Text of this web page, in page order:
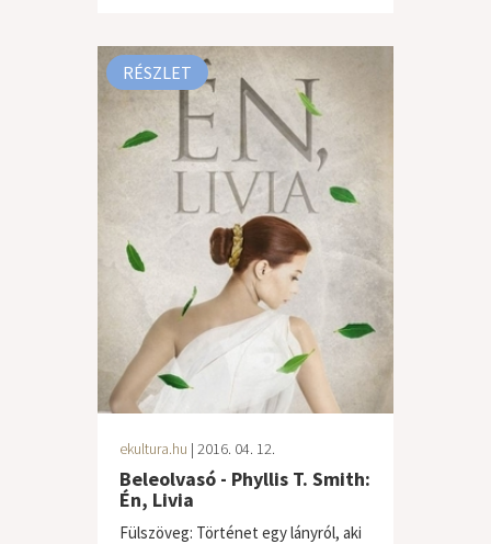
RÉSZLET
ekultura.hu | 2016. 04. 12.
Beleolvasó - Phyllis T. Smith:
Én, Livia
Fülszöveg: Történet egy lányról, aki